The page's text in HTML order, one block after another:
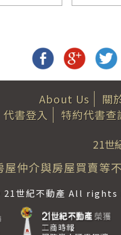
About Us 關
代書登入
特約代書查
21世
屋仲介與房屋買賣等
世紀不動產 All rights